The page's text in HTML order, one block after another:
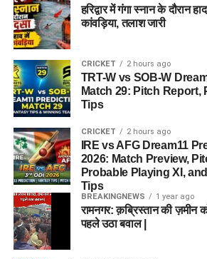
हरिद्वार में गंगा स्नान के दौरान
कांवड़िया, तलाश जारी
CRICKET 2 hours ago
TRT-W vs SOB-W
Match 29: Pitch Report,
Tips
CRICKET 2 hours ago
IRE vs AFG Dream11
2026: Match Preview,
Probable Playing XI,
Tips
BREAKINGNEWS 1 year ago
रामनगर: क़ब्रिस्तान की ज़मीन
पहले उठा बवाल |